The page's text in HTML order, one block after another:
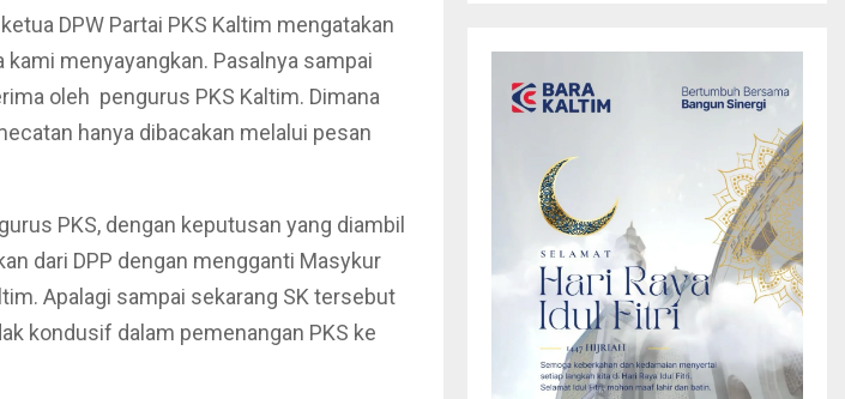
DPW Partai PKS Kaltim mengatakan
menyayangkan. Pasalnya sampai
oleh pengurus PKS Kaltim. Dimana
hanya dibacakan melalui pesan
PKS, dengan keputusan yang diambil
dari DPP dengan mengganti Masykur
Apalagi sampai sekarang SK tersebut
kondusif dalam pemenangan PKS ke